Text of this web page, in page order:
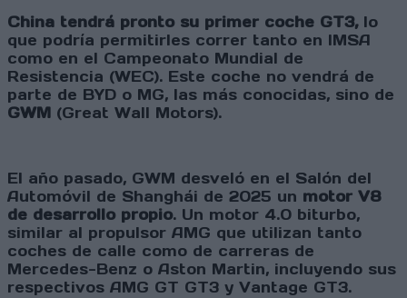
China tendrá pronto su primer coche GT3,lo
que podría permitirles correr tanto en IMSA
como en el Campeonato Mundial de
Resistencia (WEC). Este coche no vendrá de
parte de BYD o MG, las más conocidas, sino de
GWM (Great Wall Motors).
El año pasado, GWM desveló en el Salón del
Automóvil de Shanghái de 2025 un motor V8
de desarrollo propio. Un motor 4.0 biturbo,
similar al propulsor AMG que utilizan tanto
coches de calle como de carreras de
Mercedes-Benz o Aston Martin, incluyendo sus
respectivos AMG GT GT3 y Vantage GT3.